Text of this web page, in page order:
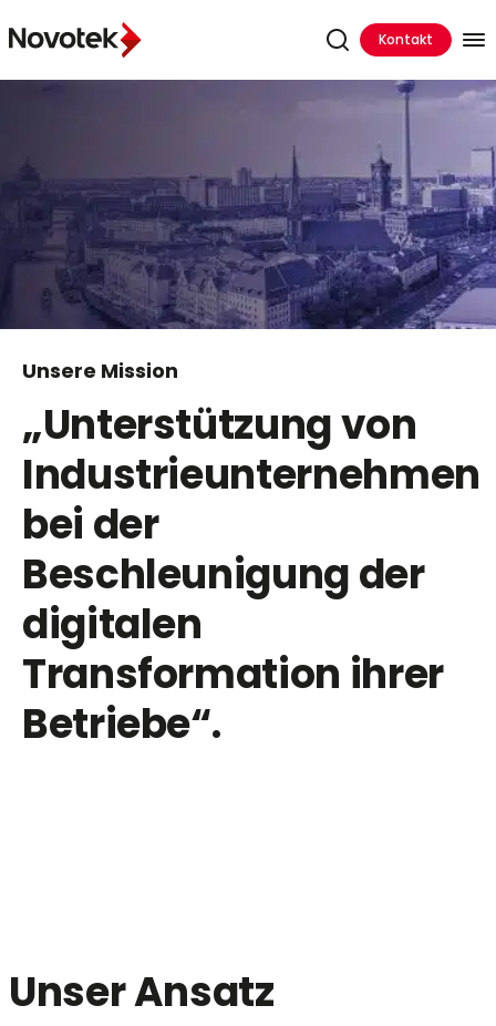
Kontakt
Unsere Mission
„Unterstützungvon
Industrieunternehmen
bei der
Beschleunigungder
digitalen
Transformation ihrer
Betriebe“.
Unser Ansatz